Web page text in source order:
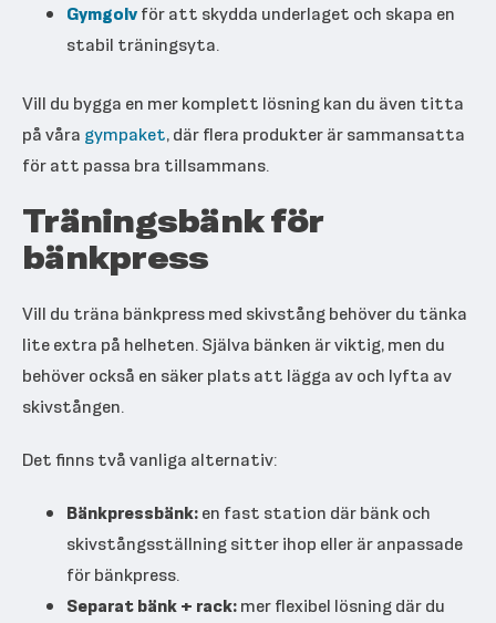
Gymgolvför att skydda underlaget och skapa en
stabil träningsyta.
Vill du bygga en mer komplett lösning kan du även titta
på våra gympaket, där flera produkter är sammansatta
för att passa bra tillsammans.
Träningsbänk för
bänkpress
Vill du träna bänkpress med skivstång behöver du tänka
lite extra på helheten. Själva bänken är viktig, men du
behöver också en säker plats att lägga av och lyfta av
skivstången.
Det finns två vanliga alternativ:
Bänkpressbänk:en fast station där bänk och
skivstångsställning sitter ihop eller är anpassade
för bänkpress.
Separat bänk + rack:mer flexibel lösning där du